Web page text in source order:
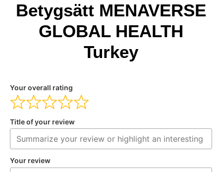
Betygsätt MENAVERSE
GLOBAL HEALTH
Turkey
Your overall rating
Title of your review
Your review